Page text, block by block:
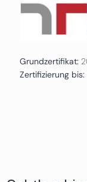
Grundzertifikat:
Zertifizierung bis: